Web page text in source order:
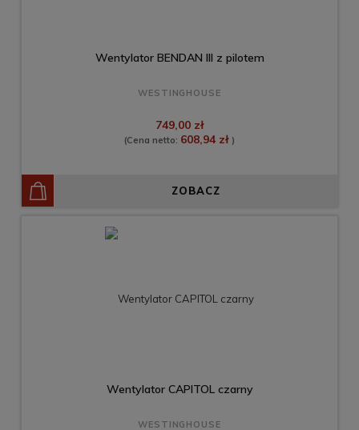
Wentylator BENDAN III z pilotem
WESTINGHOUSE
749,00 zł
(Cena netto: 608,94 zł )
ZOBACZ
Wentylator CAPITOL czarny
WESTINGHOUSE